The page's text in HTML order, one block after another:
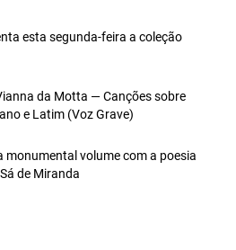
esta segunda-feira a coleção
da Motta — Canções sobre
e Latim (Voz Grave)
monumental volume com a poesia
de Miranda